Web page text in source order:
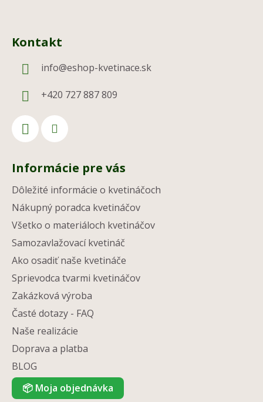
Kontakt
info@eshop-kvetinace.sk
+420 727 887 809
Informácie pre vás
Dôležité informácie o kvetináčoch
Nákupný poradca kvetináčov
Všetko o materiáloch kvetináčov
Samozavlažovací kvetináč
Ako osadiť naše kvetináče
Sprievodca tvarmi kvetináčov
Zakázková výroba
Časté dotazy - FAQ
Naše realizácie
Doprava a platba
BLOG
📦 Moja objednávka